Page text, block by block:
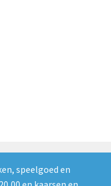
speelgoed en